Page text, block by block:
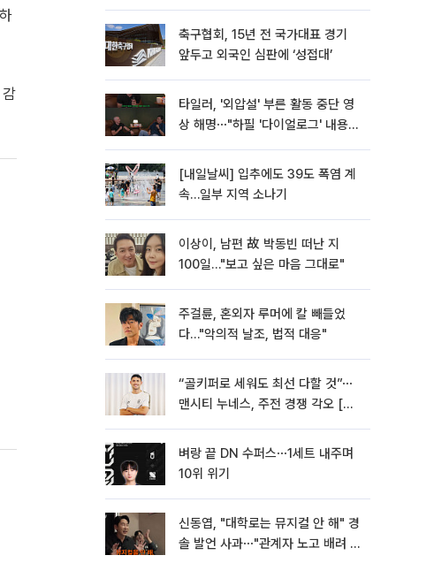
축구협회, 15년 전 국가대표 경기
앞두고 외국인 심판에 ‘성접대’
타일러, '외압설' 부른 활동 중단 영
상 해명⋯"하필 '다이얼로그' 내용이
[내일날씨] 입추에도 39도 폭염 계
속…일부 지역 소나기
이상이, 남편 故 박동빈 떠난 지
100일…"보고 싶은 마음 그대로"
주걸륜, 혼외자 루머에 칼 빼들었
다…"악의적 날조, 법적 대응"
“골키퍼로 세워도 최선 다할 것”⋯
맨시티 누네스, 주전 경쟁 각오 [인
벼랑 끝 DN 수퍼스⋯1세트 내주며
10위 위기
신동엽, "대학로는 뮤지컬 안 해" 경
솔 발언 사과⋯"관계자 노고 배려 못